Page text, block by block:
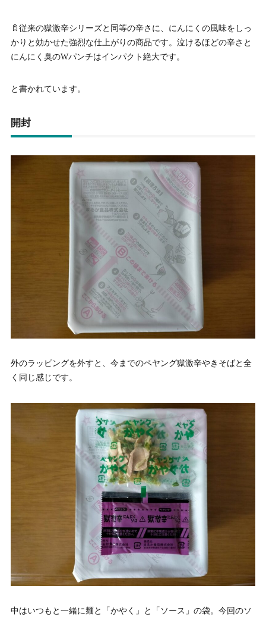
従来の獄激辛シリーズと同等の辛さに、にんにくの風味をしっ
かりと効かせた強烈な仕上がりの商品です。泣けるほどの辛さと
にんにく臭のWパンチはインパクト絶大です。
と書かれています。
開封
外のラッピングを外すと、今までのペヤング獄激辛やきそばと全
く同じ感じです。
中はいつもと一緒に麺と「かやく」と「ソース」の袋。今回のソ